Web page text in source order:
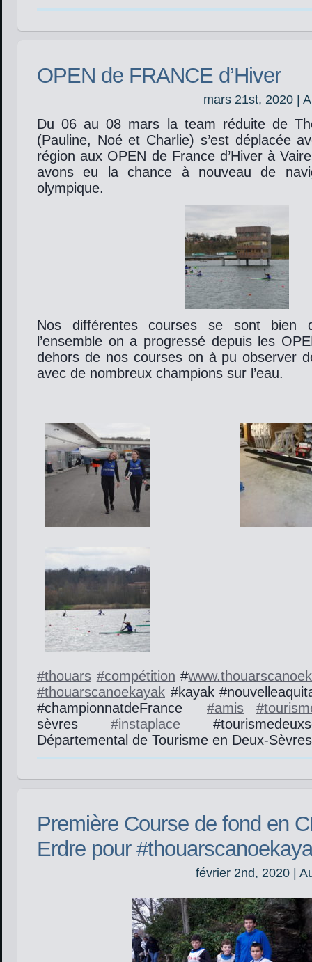
OPEN de FRANCE d’Hiver
mars 21st, 2020 |
Du 06 au 08 mars la team réduite de
(Pauline, Noé et Charlie) s’est déplacée
région aux OPEN de France d’Hiver à
avons eu la chance à nouveau de
olympique.
Nos différentes courses se sont bien
l’ensemble on a progressé depuis les
dehors de nos courses on à pu observer
avec de nombreux champions sur l’eau.
#thouars #compétition #
#thouarscanoekayak #kayak
#championnatdeFrance #amis #
sèvres #instaplace
Départemental de Tourisme en Deux-
Première Course de fond en
Erdre pour
février 2nd, 2020 |